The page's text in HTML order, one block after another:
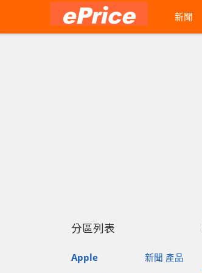
新聞
分區列表
Apple 新聞 產品